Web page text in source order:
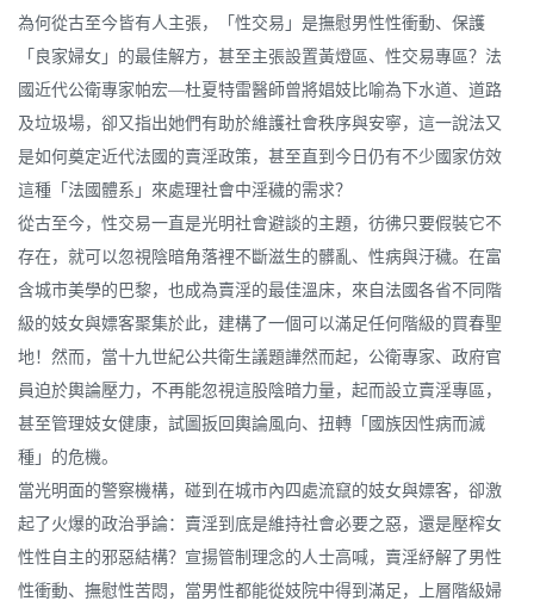
為何從古至今皆有人主張，「性交易」是撫慰男性性衝動、保護
「良家婦女」的最佳解方，甚至主張設置黃燈區、性交易專區？法
國近代公衛專家帕宏—杜夏特雷醫師曾將娼妓比喻為下水道、道路
及垃圾場，卻又指出她們有助於維護社會秩序與安寧，這一說法又
是如何奠定近代法國的賣淫政策，甚至直到今日仍有不少國家仿效
這種「法國體系」來處理社會中淫穢的需求？
從古至今，性交易一直是光明社會避談的主題，彷彿只要假裝它不
存在，就可以忽視陰暗角落裡不斷滋生的髒亂、性病與汙穢。在富
含城市美學的巴黎，也成為賣淫的最佳溫床，來自法國各省不同階
級的妓女與嫖客聚集於此，建構了一個可以滿足任何階級的買春聖
地！然而，當十九世紀公共衛生議題譁然而起，公衛專家、政府官
員迫於輿論壓力，不再能忽視這股陰暗力量，起而設立賣淫專區，
甚至管理妓女健康，試圖扳回輿論風向、扭轉「國族因性病而滅
種」的危機。
當光明面的警察機構，碰到在城市內四處流竄的妓女與嫖客，卻激
起了火爆的政治爭論：賣淫到底是維持社會必要之惡，還是壓榨女
性性自主的邪惡結構？宣揚管制理念的人士高喊，賣淫紓解了男性
性衝動、撫慰性苦悶，當男性都能從妓院中得到滿足，上層階級婦